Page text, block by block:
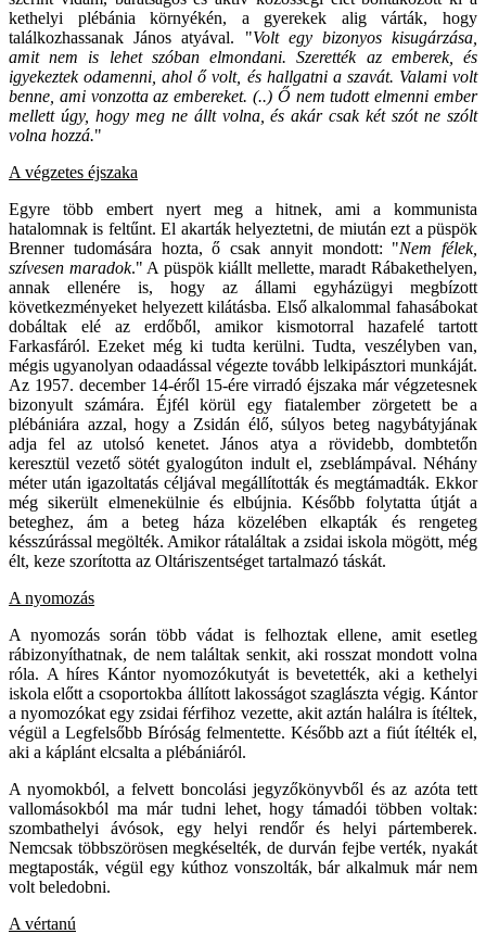
kethelyi plébánia környékén, a gyerekek alig várták, hogy
találkozhassanak János atyával. "Volt egy bizonyos kisugárzása,
amit nem is lehet szóban elmondani. Szerették az emberek, és
igyekeztek odamenni, ahol ő volt, és hallgatni a szavát. Valami volt
benne, ami vonzotta az embereket. (..) Ő nem tudott elmenni ember
mellett úgy, hogy meg ne állt volna, és akár csak két szót ne szólt
volna hozzá."
A végzetes éjszaka
Egyre több embert nyert meg a hitnek, ami a kommunista
hatalomnak is feltűnt. El akarták helyeztetni, de miután ezt a püspök
Brenner tudomására hozta, ő csak annyit mondott: "Nem félek,
szívesen maradok." A püspök kiállt mellette, maradt Rábakethelyen,
annak ellenére is, hogy az állami egyházügyi megbízott
következményeket helyezett kilátásba. Első alkalommal fahasábokat
dobáltak elé az erdőből, amikor kismotorral hazafelé tartott
Farkasfáról. Ezeket még ki tudta kerülni. Tudta, veszélyben van,
mégis ugyanolyan odaadással végezte tovább lelkipásztori munkáját.
Az 1957. december 14-éről 15-ére virradó éjszaka már végzetesnek
bizonyult számára. Éjfél körül egy fiatalember zörgetett be a
plébániára azzal, hogy a Zsidán élő, súlyos beteg nagybátyjának
adja fel az utolsó kenetet. János atya a rövidebb, dombtetőn
keresztül vezető sötét gyalogúton indult el, zseblámpával. Néhány
méter után igazoltatás céljával megállították és megtámadták. Ekkor
még sikerült elmenekülnie és elbújnia. Később folytatta útját a
beteghez, ám a beteg háza közelében elkapták és rengeteg
késszúrással megölték. Amikor rátaláltak a zsidai iskola mögött, még
élt, keze szorította az Oltáriszentséget tartalmazó táskát.
A nyomozás
A nyomozás során több vádat is felhoztak ellene, amit esetleg
rábizonyíthatnak, de nem találtak senkit, aki rosszat mondott volna
róla. A híres Kántor nyomozókutyát is bevetették, aki a kethelyi
iskola előtt a csoportokba állított lakosságot szaglászta végig. Kántor
a nyomozókat egy zsidai férfihoz vezette, akit aztán halálra is ítéltek,
végül a Legfelsőbb Bíróság felmentette. Később azt a fiút ítélték el,
aki a káplánt elcsalta a plébániáról.
A nyomokból, a felvett boncolási jegyzőkönyvből és az azóta tett
vallomásokból ma már tudni lehet, hogy támadói többen voltak:
szombathelyi ávósok, egy helyi rendőr és helyi pártemberek.
Nemcsak többszörösen megkéselték, de durván fejbe verték, nyakát
megtaposták, végül egy kúthoz vonszolták, bár alkalmuk már nem
volt beledobni.
A vértanú